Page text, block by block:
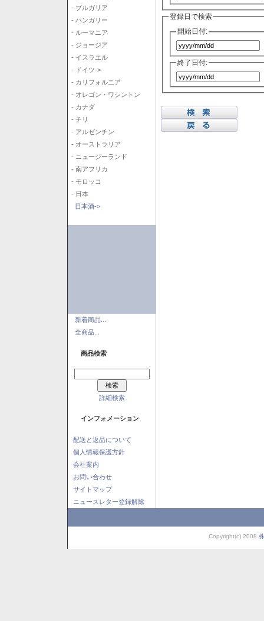
- ブルガリア
- ハンガリー
- ルーマニア
- ジョージア
- イスラエル
- ドイツ->
- カリフォルニア
- オレゴン・ワシントン
- カナダ
- チリ
- アルゼンチン
- オーストラリア
- ニュージーランド
- 南アフリカ
- モロッコ
- 日本
日本酒->
新着商品...
全商品...
商品検索
詳細検索
インフォメーション
配送と返品について
個人情報保護方針
会社案内
お問い合わせ
サイトマップ
ニュースレター登録解除
登録日で検索
開始日付:
終了日付:
Copyright(c) 2008